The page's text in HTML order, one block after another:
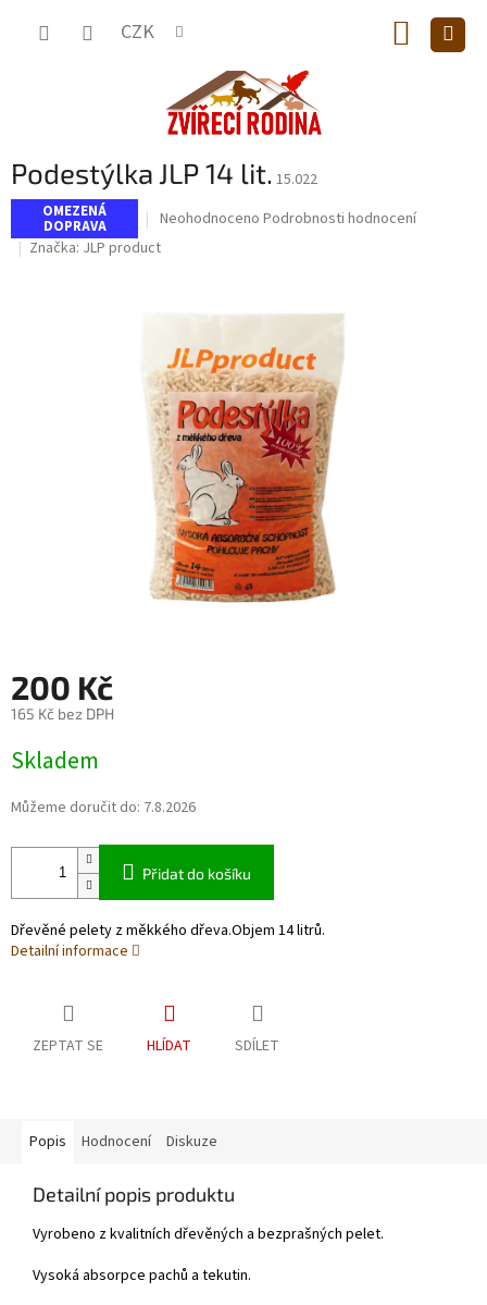
CZK
KOŠÍK
Podestýlka JLP 14 lit. 15.022
OMEZENÁ
DOPRAVA
Průměrné
hodnocení
produktu
hvězdiček.
Neohodnoceno Podrobnosti hodnocení
Značka: JLP product
200 Kč
165 Kč bez DPH
cena:
Skladem
Můžeme doručit do: 7.8.2026
Přidat do košíku
Dřevěné pelety z měkkého dřeva.Objem 14 litrů.
Detailní informace
ZEPTAT SE HLÍDAT SDÍLET
Popis Hodnocení Diskuze
Detailní popis produktu
Vyrobeno z kvalitních dřevěných a bezprašných pelet.
Vysoká absorpce pachů a tekutin.